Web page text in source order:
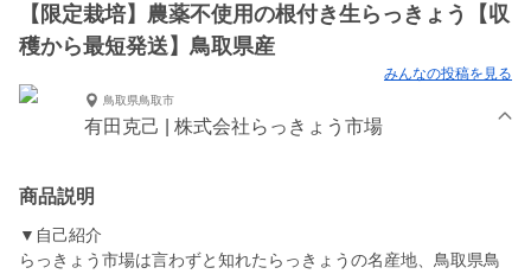
【限定栽培】農薬不使用の根付き生らっきょう【収
穫から最短発送】鳥取県産
みんなの投稿を見る
鳥取県鳥取市
有田克己 | 株式会社らっきょう市場
商品説明
▼自己紹介
らっきょう市場は言わずと知れたらっきょうの名産地、鳥取県鳥